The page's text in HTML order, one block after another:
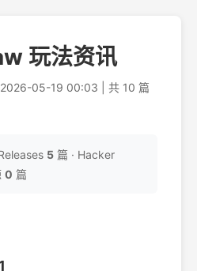
玩法资讯
05-19 00:03 | 共 10 篇
5 篇 · Hacker
0 篇